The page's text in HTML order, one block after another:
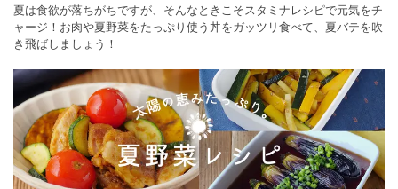
夏は食欲が落ちがちですが、そんなときこそスタミナレシピで元気をチ
ャージ！お肉や夏野菜をたっぷり使う丼をガッツリ食べて、夏バテを吹
き飛ばしましょう！